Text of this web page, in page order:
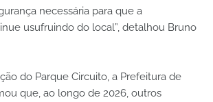
necessária para que a
usufruindo do local”, detalhou Bruno
do Parque Circuito, a Prefeitura de
que, ao longo de 2026, outros